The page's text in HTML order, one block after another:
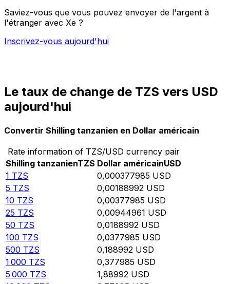
Saviez-vous que vous pouvez envoyer de l'argent à
l'étranger avec Xe ?
Inscrivez-vous aujourd'hui
Le taux de change de TZS vers USD
aujourd'hui
Convertir Shilling tanzanien en Dollar américain
Rate information of TZS/USD currency pair
Shilling tanzanienTZS Dollar américainUSD
1 TZS 0,000377985 USD
5 TZS 0,00188992 USD
10 TZS 0,00377985 USD
25 TZS 0,00944961 USD
50 TZS 0,0188992 USD
100 TZS 0,0377985 USD
500 TZS 0,188992 USD
1 000 TZS 0,377985 USD
5 000 TZS 1,88992 USD